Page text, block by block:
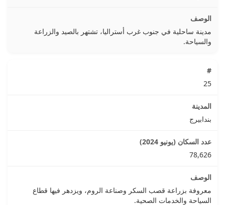
مدينة ساحلية في جنوب غرب أستراليا، تشتهر بالصيد والزراعة
والسياحة.
25
بندابيرج
78,626
معروفة بزراعة قصب السكر وصناعة الروم، ويزدهر فيها قطاع
السياحة والخدمات الصحية.